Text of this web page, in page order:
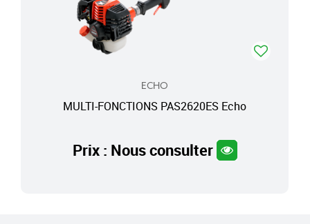
ECHO
MULTI-FONCTIONS PAS2620ES Echo
Prix : Nous consulter